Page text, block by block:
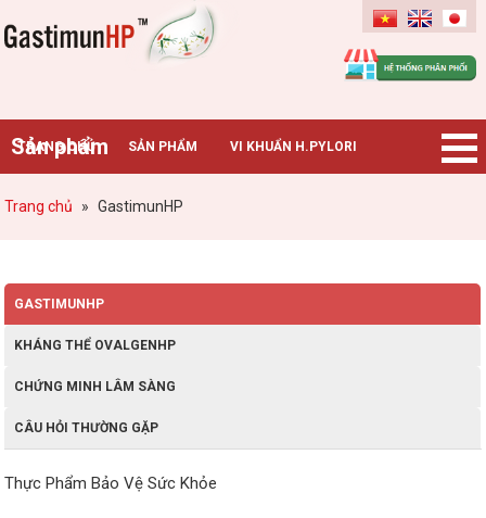
Gastimunhp
Sản phẩm
TRANG CHỦ SẢN PHẨM VI KHUẨN H.PYLORI
BỆNH DẠ DÀY TIN TỨC – SỰ KIỆN
Trang chủ » GastimunHP
GASTIMUNHP
KHÁNG THỂ OVALGENHP
CHỨNG MINH LÂM SÀNG
CÂU HỎI THƯỜNG GẶP
Thực Phẩm Bảo Vệ Sức Khỏe